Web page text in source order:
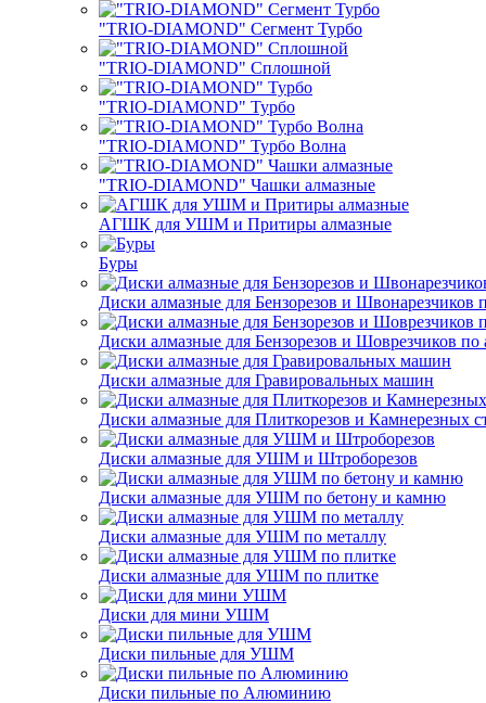
"TRIO-DIAMOND" Сегмент Турбо
"TRIO-DIAMOND" Сплошной
"TRIO-DIAMOND" Турбо
"TRIO-DIAMOND" Турбо Волна
"TRIO-DIAMOND" Чашки алмазные
АГШК для УШМ и Притиры алмазные
Буры
Диски алмазные для Бензорезов и Швонарезчиков
Диски алмазные для Бензорезов и Шоврезчиков по
Диски алмазные для Гравировальных машин
Диски алмазные для Плиткорезов и Камнерезных
Диски алмазные для УШМ и Штроборезов
Диски алмазные для УШМ по бетону и камню
Диски алмазные для УШМ по металлу
Диски алмазные для УШМ по плитке
Диски для мини УШМ
Диски пильные для УШМ
Диски пильные по Алюминию